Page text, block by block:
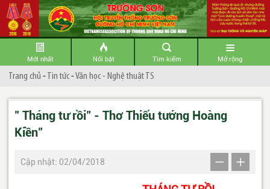
Mới nhất Nổi bật Tìm kiếm Mở rộng
Trang chủ -Tin tức-Văn học - Nghệ thuật TS
" Tháng tư rồi" - Thơ Thiếu tướng Hoàng
Kiền"
Cập nhật: 02/04/2018